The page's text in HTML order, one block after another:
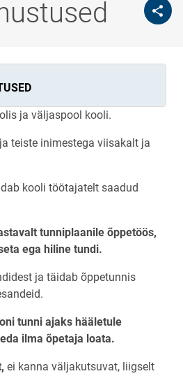
ja väljaspool kooli.
teiste inimestega viisakalt ja
kooli töötajatelt saadud
tunniplaanile õppetöös,
ega hiline tundi.
ja täidab õppetunnis
tunni ajaks hääletule
ilma õpetaja loata.
ei kanna väljakutsuvat, liigselt